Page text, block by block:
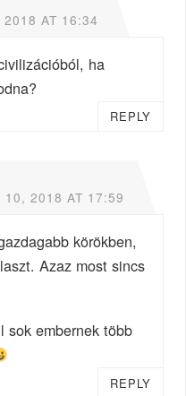
2018 AT 16:34
ha
REPLY
10, 2018 AT 17:59
körökben,
Azaz most sincs
sok embernek több
REPLY